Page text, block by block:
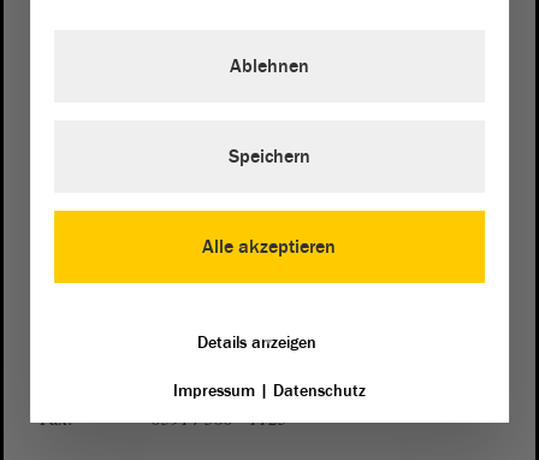
Wegbeschreibung
Auf Google Maps
0391 / 560 - 0
Fax:
0391 / 560 - 1123
Alle akzeptieren
Ablehnen
Speichern
Details anzeigen
Impressum| Datenschutz